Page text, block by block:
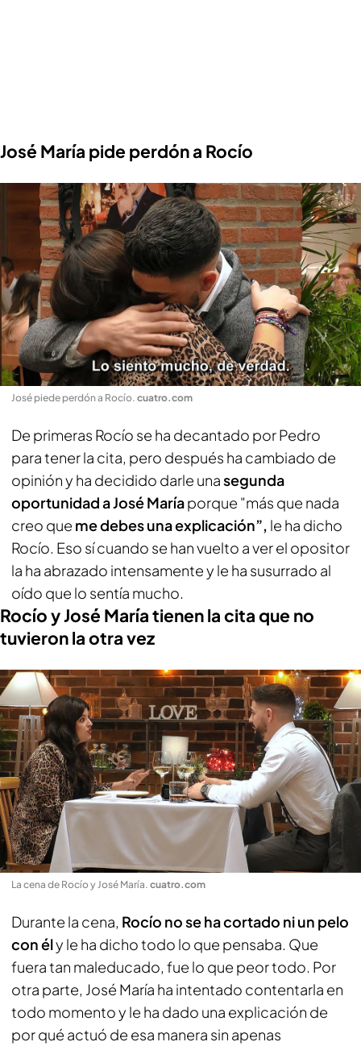
José María pide perdón a Rocío
José piede perdón a Rocío. cuatro.com
De primeras Rocío se ha decantado por Pedro
para tener la cita, pero después ha cambiado de
opinión y ha decidido darle unasegunda
oportunidad a José Maríaporque "más que nada
creo que me debes una explicación”, le ha dicho
Rocío. Eso sí cuando se han vuelto a ver el opositor
la ha abrazado intensamente y le ha susurrado al
oído que lo sentía mucho.
Rocío y José María tienen la cita que no
tuvieron la otra vez
La cena de Rocío y José María. cuatro.com
Durante la cena, Rocío no se ha cortado ni un pelo
con ély le ha dicho todo lo que pensaba. Que
fuera tan maleducado, fue lo que peor todo. Por
otra parte, José María ha intentado contentarla en
todo momento y le ha dado una explicación de
por qué actuó de esa manera sin apenas